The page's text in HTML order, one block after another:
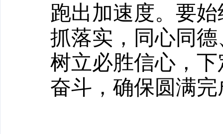
跑出加速度。要
抓落实，同心同
树立必胜信心，
奋斗，确保圆满